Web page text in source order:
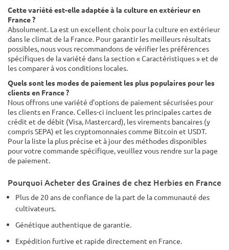
Cette variété est-elle adaptée à la culture en extérieur en
France ?
Absolument. La est un excellent choix pour la culture en extérieur
dans le climat de la France. Pour garantir les meilleurs résultats
possibles, nous vous recommandons de vérifier les préférences
spécifiques de la variété dans la section « Caractéristiques » et de
les comparer à vos conditions locales.
Quels sont les modes de paiement les plus populaires pour les
clients en France ?
Nous offrons une variété d'options de paiement sécurisées pour
les clients en France. Celles-ci incluent les principales cartes de
crédit et de débit (Visa, Mastercard), les virements bancaires (y
compris SEPA) et les cryptomonnaies comme Bitcoin et USDT.
Pour la liste la plus précise et à jour des méthodes disponibles
pour votre commande spécifique, veuillez vous rendre sur la page
de paiement.
Pourquoi Acheter des Graines de chez Herbies en France
Plus de 20 ans de confiance de la part de la communauté des
cultivateurs.
Génétique authentique de garantie.
Expédition furtive et rapide directement en France.